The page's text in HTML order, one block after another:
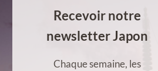
Recevoir notre
newsletter Japon
Chaque semaine, les